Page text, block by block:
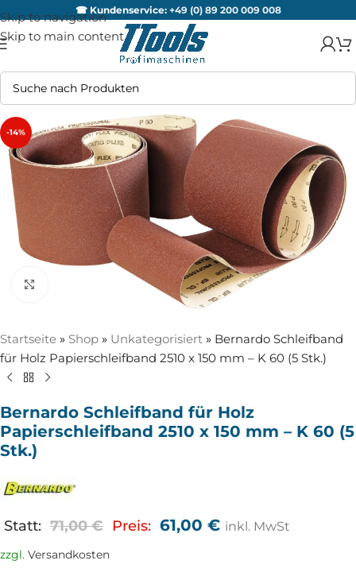
Skip to navigation
Skip to main content
☎ Kundenservice: +49 (0) 89 200 009 008
-14%
Zum Vergrößern anklicken
Startseite » Shop » Unkategorisiert » Bernardo Schleifband
für Holz Papierschleifband 2510 x 150 mm – K 60 (5 Stk.)
Bernardo Schleifband für Holz
Papierschleifband 2510 x 150 mm – K 60 (5
Stk.)
Statt: 71,00€ Preis: 61,00 € inkl. MwSt
zzgl. Versandkosten